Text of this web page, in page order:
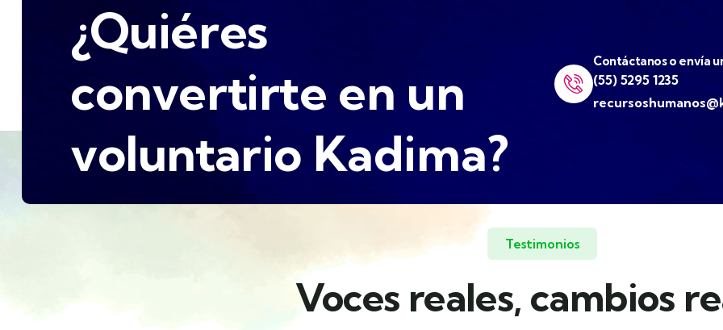
¿Quiéres
convertirte en un
voluntario Kadima?
Contáctanos o envía
(55) 5295 1235
Testimonios
Voces reales, cambios